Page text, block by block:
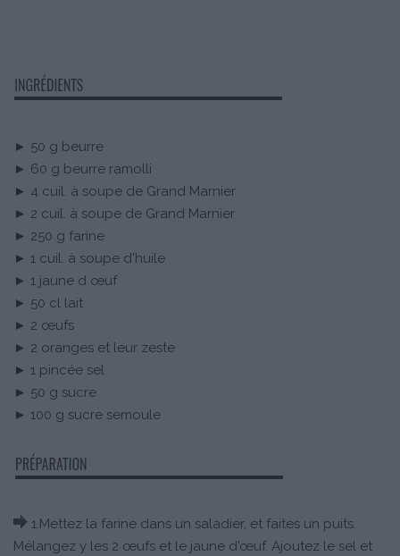
► 50 g beurre
► 60 g beurre ramolli
► 4 cuil. à soupe de Grand Marnier
► 2 cuil. à soupe de Grand Marnier
► 250 g farine
► 1 cuil. à soupe d'huile
► 1 jaune d œuf
► 50 cl lait
► 2 œufs
► 2 oranges et leur zeste
► 1 pincée sel
► 50 g sucre
► 100 g sucre semoule
1.Mettez la farine dans un saladier, et faites un puits.
Mélangez y les 2 œufs et le jaune d'œuf. Ajoutez le sel et